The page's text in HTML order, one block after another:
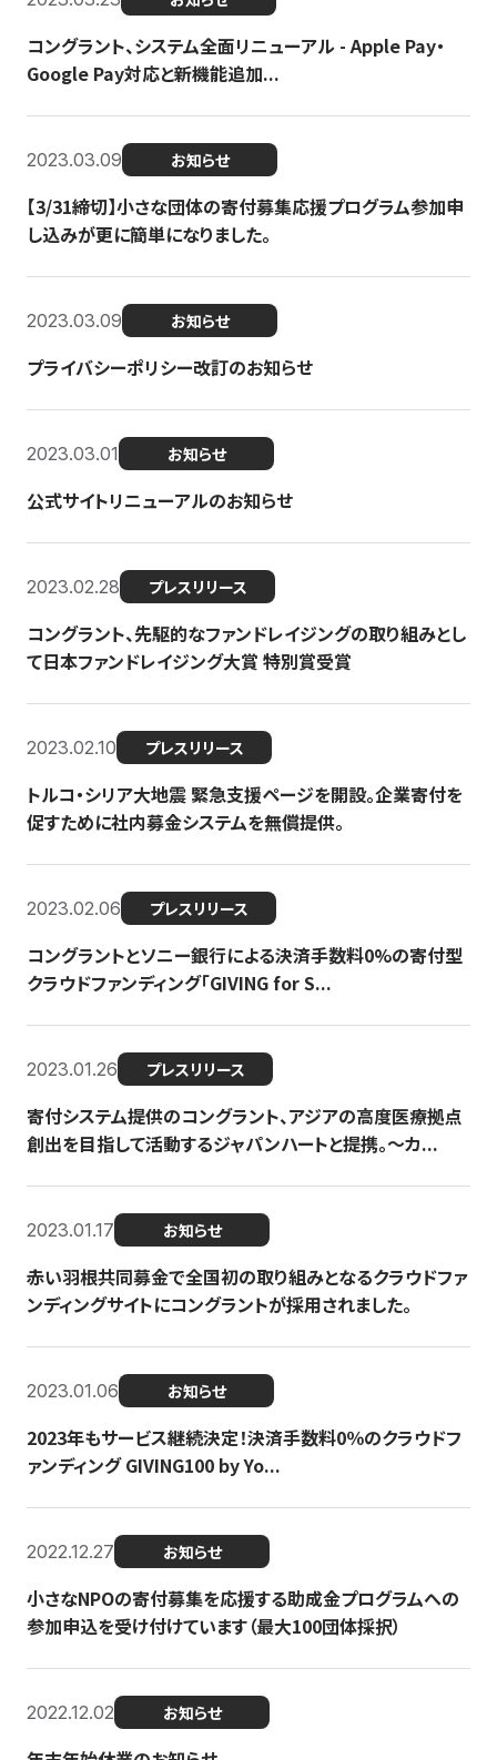
コングラント、システム全面リニューアル - Apple Pay・
Google Pay対応と新機能追加...
2023.03.09 お知らせ
【3/31締切】小さな団体の寄付募集応援プログラム参加申
し込みが更に簡単になりました。
2023.03.09 お知らせ
プライバシーポリシー改訂のお知らせ
2023.03.01 お知らせ
公式サイトリニューアルのお知らせ
2023.02.28 プレスリリース
コングラント、先駆的なファンドレイジングの取り組みとし
て日本ファンドレイジング大賞 特別賞受賞
2023.02.10 プレスリリース
トルコ・シリア大地震 緊急支援ページを開設。企業寄付を
促すために社内募金システムを無償提供。
2023.02.06 プレスリリース
コングラントとソニー銀行による決済手数料0%の寄付型
クラウドファンディング「GIVING for S...
2023.01.26 プレスリリース
寄付システム提供のコングラント、アジアの高度医療拠点
創出を目指して活動するジャパンハートと提携。〜カ...
2023.01.17 お知らせ
赤い羽根共同募金で全国初の取り組みとなるクラウドファ
ンディングサイトにコングラントが採用されました。
2023.01.06 お知らせ
2023年もサービス継続決定！決済手数料0％のクラウドフ
ァンディング GIVING100 by Yo...
2022.12.27 お知らせ
小さなNPOの寄付募集を応援する助成金プログラムへの
参加申込を受け付けています（最大100団体採択）
2022.12.02 お知らせ